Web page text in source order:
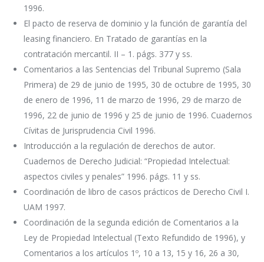
1996.
El pacto de reserva de dominio y la función de garantía del
leasing financiero. En Tratado de garantías en la
contratación mercantil. II – 1. págs. 377 y ss.
Comentarios a las Sentencias del Tribunal Supremo (Sala
Primera) de 29 de junio de 1995, 30 de octubre de 1995, 30
de enero de 1996, 11 de marzo de 1996, 29 de marzo de
1996, 22 de junio de 1996 y 25 de junio de 1996. Cuadernos
Cívitas de Jurisprudencia Civil 1996.
Introducción a la regulación de derechos de autor.
Cuadernos de Derecho Judicial: “Propiedad Intelectual:
aspectos civiles y penales” 1996. págs. 11 y ss.
Coordinación de libro de casos prácticos de Derecho Civil I.
UAM 1997.
Coordinación de la segunda edición de Comentarios a la
Ley de Propiedad Intelectual (Texto Refundido de 1996), y
Comentarios a los artículos 1º, 10 a 13, 15 y 16, 26 a 30,